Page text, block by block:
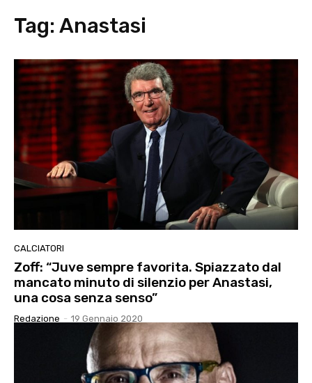
Tag: Anastasi
CALCIATORI
Zoff: “Juve sempre favorita. Spiazzato dal
mancato minuto di silenzio per Anastasi,
una cosa senza senso”
Redazione - 19 Gennaio 2020